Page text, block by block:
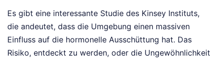
Es gibt eine interessante Studie des Kinsey Instituts,
die andeutet, dass die Umgebung einen massiven
Einfluss auf die hormonelle Ausschüttung hat. Das
Risiko, entdeckt zu werden, oder die Ungewöhnlichkeit